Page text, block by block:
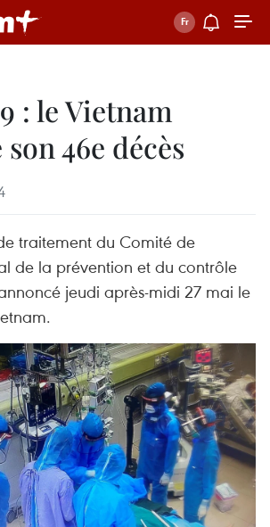
: le Vietnam
46e décès
traitement du Comité de
de la prévention et du contrôle
jeudi après-midi 27 mai le